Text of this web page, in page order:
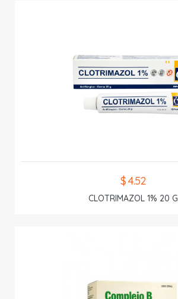
$ 4.52
CLOTRIMAZOL 1% 20 G